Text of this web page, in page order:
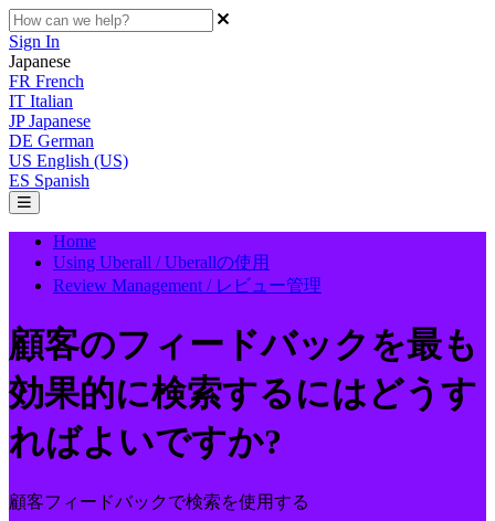
Sign In
Japanese
FR French
IT Italian
JP Japanese
DE German
US English (US)
ES Spanish
Home
Using Uberall / Uberallの使用
Review Management / レビュー管理
顧客のフィードバックを最も
効果的に検索するにはどうす
ればよいですか?
顧客フィードバックで検索を使用する